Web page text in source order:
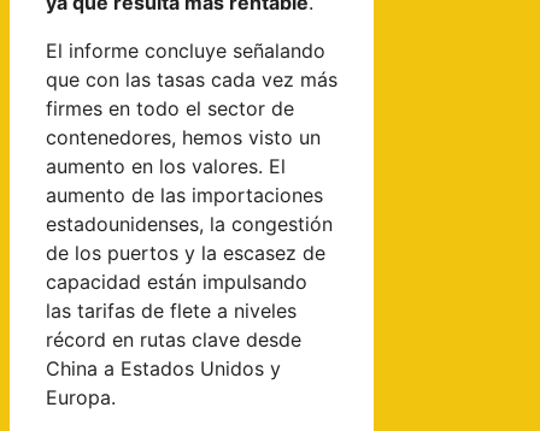
El informe concluye señalando
que con las tasas cada vez más
firmes en todo el sector de
contenedores, hemos visto un
aumento en los valores. El
aumento de las importaciones
estadounidenses, la congestión
de los puertos y la escasez de
capacidad están impulsando
las tarifas de flete a niveles
récord en rutas clave desde
China a Estados Unidos y
Europa.